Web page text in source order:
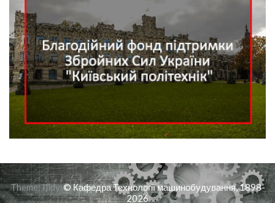
Theme:Illdy.© Кафедра Технології машинобудування, 1898-
2026